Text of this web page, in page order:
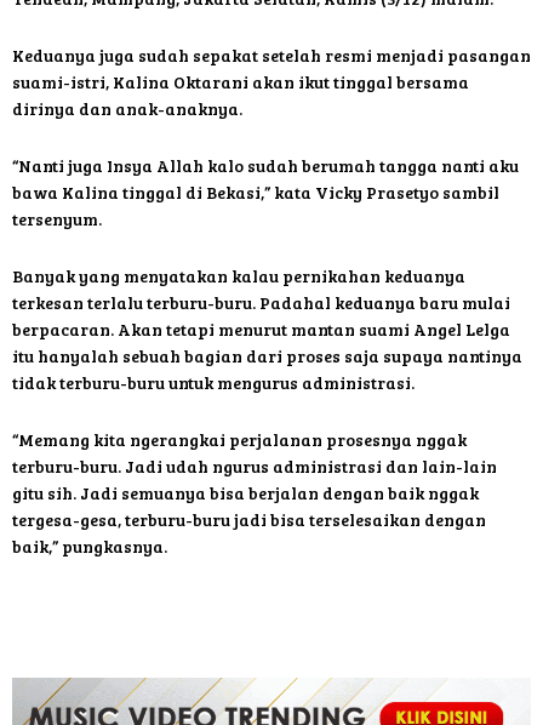
Keduanya juga sudah sepakat setelah resmi menjadi pasangan
suami-istri, Kalina Oktarani akan ikut tinggal bersama
dirinya dan anak-anaknya.
“Nanti juga Insya Allah kalo sudah berumah tangga nanti aku
bawa Kalina tinggal di Bekasi,” kata Vicky Prasetyo sambil
tersenyum.
Banyak yang menyatakan kalau pernikahan keduanya
terkesan terlalu terburu-buru. Padahal keduanya baru mulai
berpacaran. Akan tetapi menurut mantan suami Angel Lelga
itu hanyalah sebuah bagian dari proses saja supaya nantinya
tidak terburu-buru untuk mengurus administrasi.
“Memang kita ngerangkai perjalanan prosesnya nggak
terburu-buru. Jadi udah ngurus administrasi dan lain-lain
gitu sih. Jadi semuanya bisa berjalan dengan baik nggak
tergesa-gesa, terburu-buru jadi bisa terselesaikan dengan
baik,” pungkasnya.